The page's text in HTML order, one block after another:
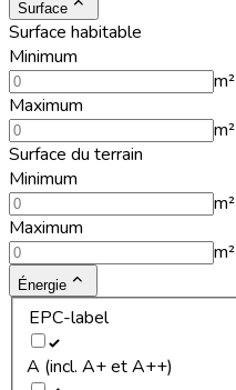
Surface
Surface habitable
Minimum
m²
Maximum
m²
Surface du terrain
Minimum
m²
Maximum
m²
Énergie
EPC-label
A (incl. A+ et A++)